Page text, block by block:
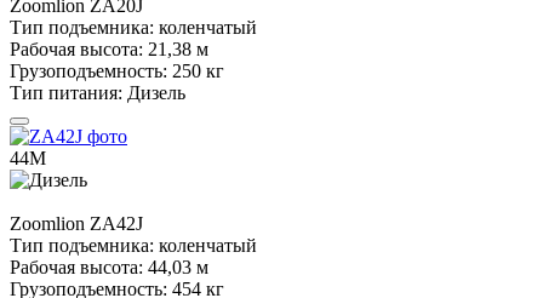
Zoomlion ZA20J
Тип подъемника: коленчатый
Рабочая высота: 21,38 м
Грузоподъемность: 250 кг
Тип питания: Дизель
44М
Zoomlion ZA42J
Тип подъемника: коленчатый
Рабочая высота: 44,03 м
Грузоподъемность: 454 кг